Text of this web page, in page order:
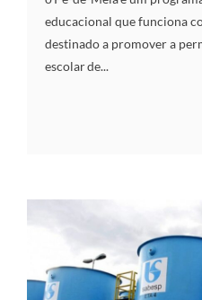
educacional que funciona
destinado a promover a
escolar de...